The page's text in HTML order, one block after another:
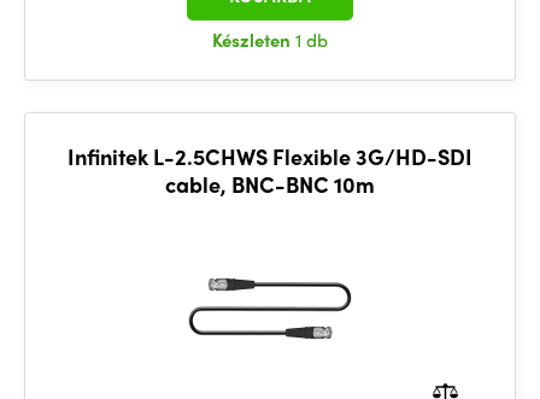
Készleten 1 db
Infinitek L-2.5CHWS Flexible 3G/HD-SDI
cable, BNC-BNC 10m